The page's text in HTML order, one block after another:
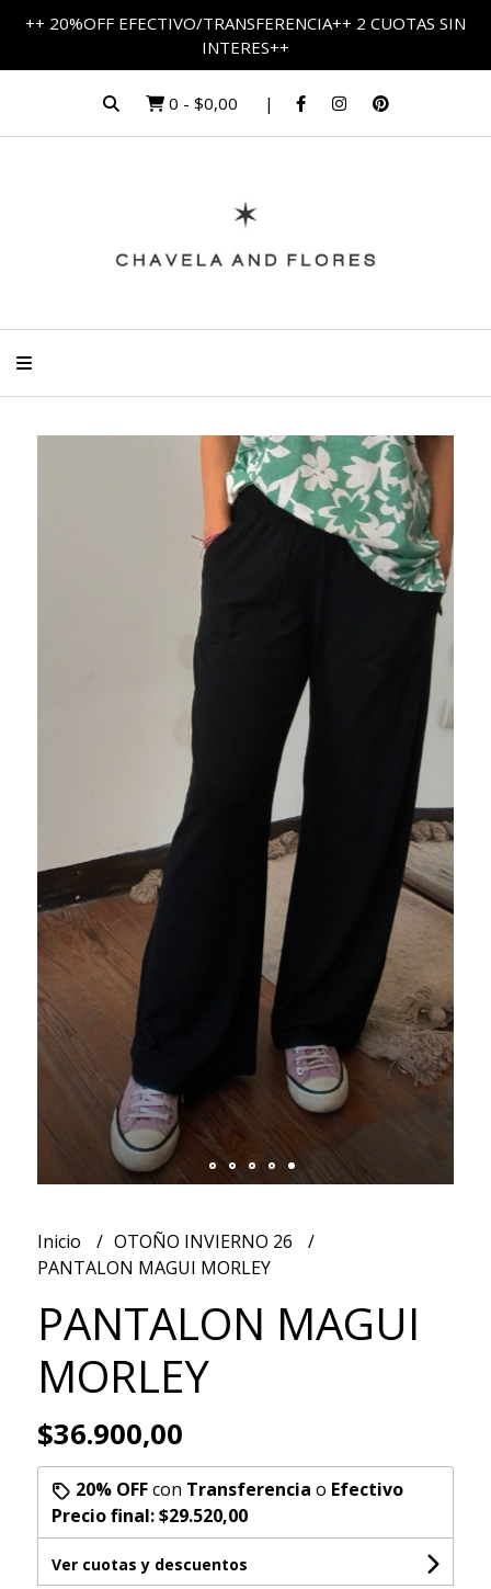
++ 20%OFF EFECTIVO/TRANSFERENCIA++ 2 CUOTAS SIN
INTERES++
0 - $0,00
Inicio
OTOÑO INVIERNO 26
PANTALON MAGUI MORLEY
PANTALON MAGUI
MORLEY
$36.900,00
20% OFFcon Transferencia o Efectivo
Precio final:$29.520,00
Ver cuotas y descuentos